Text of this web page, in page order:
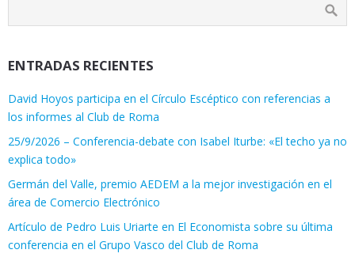
ENTRADAS RECIENTES
David Hoyos participa en el Círculo Escéptico con referencias a
los informes al Club de Roma
25/9/2026 – Conferencia-debate con Isabel Iturbe: «El techo ya no
explica todo»
Germán del Valle, premio AEDEM a la mejor investigación en el
área de Comercio Electrónico
Artículo de Pedro Luis Uriarte en El Economista sobre su última
conferencia en el Grupo Vasco del Club de Roma